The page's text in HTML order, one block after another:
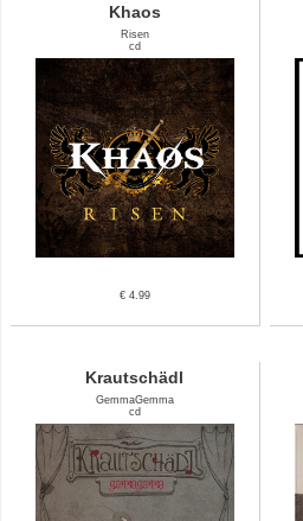
Khaos
Risen
cd
€ 4.99
Krautschädl
GemmaGemma
cd